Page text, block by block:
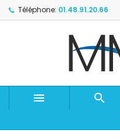
Téléphone: 01.48.91.20.66
 